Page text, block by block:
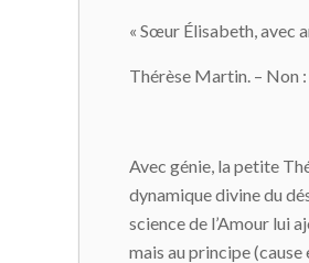
« Sœur Élisabeth, avec
Thérèse Martin. – Non :
Avec génie, la petite
dynamique divine du
science de l’Amour lui
mais au principe